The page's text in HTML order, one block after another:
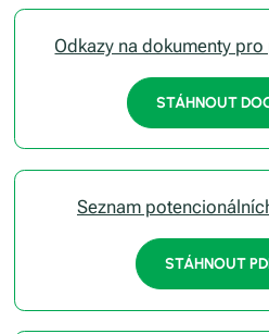
Odkazy na dokumenty
STÁHNOUT
Seznam
STÁHNOUT